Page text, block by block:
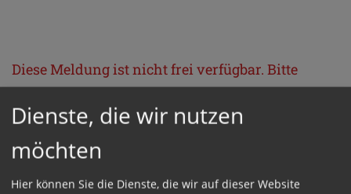
Diese Meldung ist nicht frei verfügbar. Bitte
loggen Sie sich ein, oder bestellen Sie das
ProduktKathpress_online.
Dienste, die wir nutzen
möchten
Hier können Sie die Dienste, die wir auf dieser Website